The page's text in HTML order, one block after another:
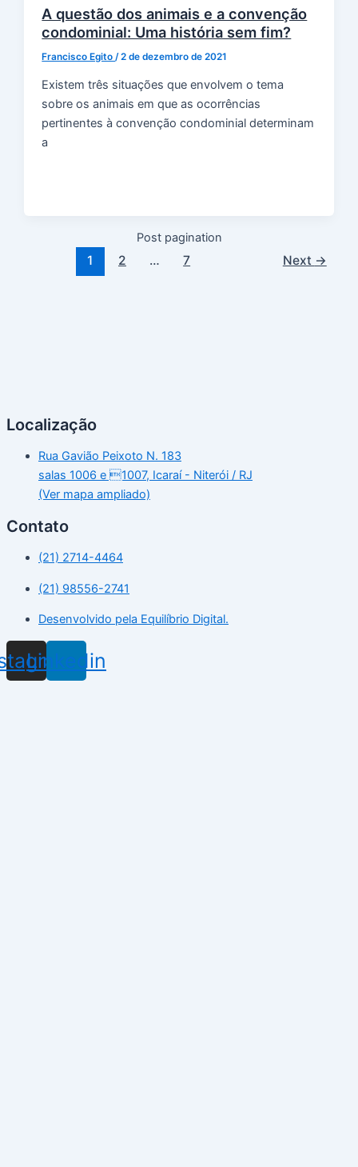
A questão dos animais e a convenção
condominial: Uma história sem fim?
Francisco Egito /2 de dezembro de 2021
Existem três situações que envolvem o tema
sobre os animais em que as ocorrências
pertinentes à convenção condominial determinam
a
Post pagination
1 2 … 7 Next →
Localização
Rua Gavião Peixoto N. 183
salas 1006 e 1007, Icaraí - Niterói / RJ
(Ver mapa ampliado)
Contato
(21) 2714-4464
(21) 98556-2741
Desenvolvido pela Equilíbrio Digital.
Linkedin